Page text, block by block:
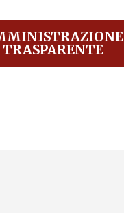
TRASPARENTE